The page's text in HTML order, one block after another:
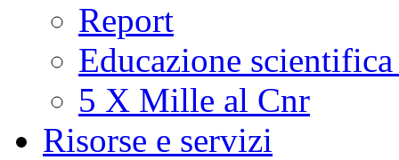
Report
Educazione
5 X Mille al Cnr
Risorse e servizi